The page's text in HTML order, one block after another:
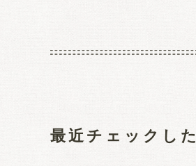
最近チェックし